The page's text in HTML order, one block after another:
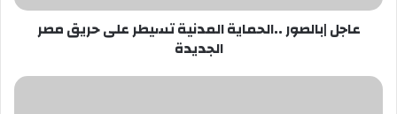
مصر
الجديدةعاجل |بالصور ..الحماية المدنية تسيطر على حريق مصر
الجديدة
وفاة